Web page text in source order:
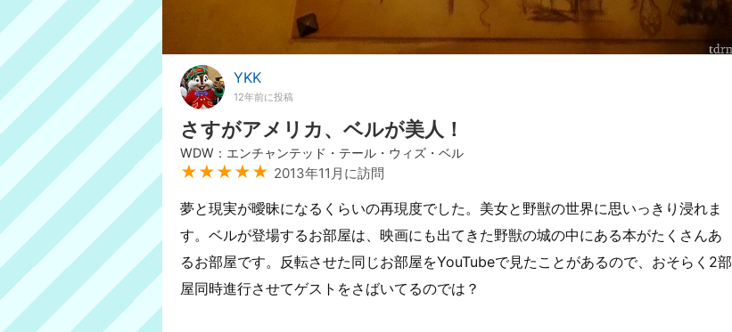
YKK
12年前に投稿
さすがアメリカ、ベルが美人！
WDW：エンチャンテッド・テール・ウィズ・ベル
★★★★★ 2013年11月に訪問
夢と現実が曖昧になるくらいの再現度でした。美女と野獣の世界に思いっきり浸れま
す。ベルが登場するお部屋は、映画にも出てきた野獣の城の中にある本がたくさんあ
るお部屋です。反転させた同じお部屋をYouTubeで見たことがあるので、おそらく2部
屋同時進行させてゲストをさばいてるのでは？